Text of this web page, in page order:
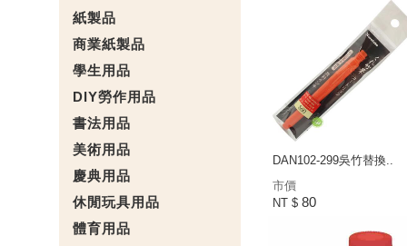
紙製品
商業紙製品
學生用品
DIY勞作用品
書法用品
美術用品
慶典用品
休閒玩具用品
體育用品
DAN102-299吳竹替換..
市價
NT $ 80